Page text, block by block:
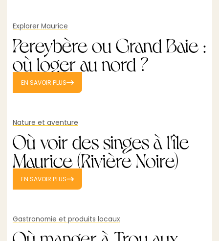
Explorer Maurice
Pereybère ou Grand Baie :
où loger au nord ?
EN SAVOIR PLUS
Nature et aventure
Où voir des singes à l'île
Maurice (Rivière Noire)
EN SAVOIR PLUS
Gastronomie et produits locaux